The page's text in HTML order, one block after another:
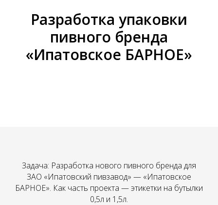
Разработка упаковки
пивного бренда
«Ипатовское БАРНОЕ»
Задача: Разработка нового пивного бренда для
ЗАО «Ипатовский пивзавод» — «Ипатовское
БАРНОЕ». Как часть проекта — этикетки на бутылки
0,5л и 1,5л.